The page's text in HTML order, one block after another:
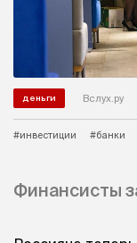
деньги Вслух.ру
#инвестиции #банки
Финансисты